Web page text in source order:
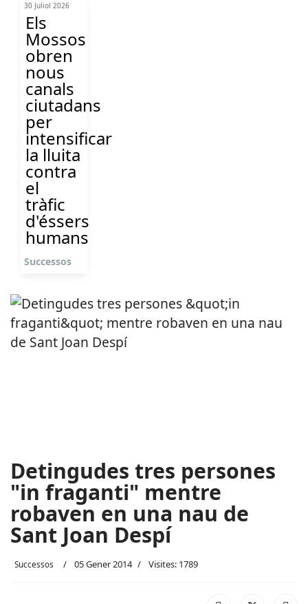
30 Juliol 2026
Els
Mossos
obren
nous
canals
ciutadans
per
intensificar
la lluita
contra
el
tràfic
d'éssers
humans
Successos
Detingudes tres persones
"in fraganti" mentre
robaven en una nau de
Sant Joan Despí
Successos 05 Gener 2014 Visites: 1789